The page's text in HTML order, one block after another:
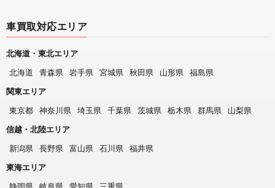
車買取対応エリア
北海道・東北エリア
北海道
青森県 岩手県 宮城県 秋田県 山形県
福島県
関東エリア
東京都
神奈川県 埼玉県 千葉県 茨城県 栃木県 群馬県
山梨県
信越・北陸エリア
新潟県
長野県 富山県 石川県
福井県
東海エリア
静岡県
岐阜県 愛知県
三重県